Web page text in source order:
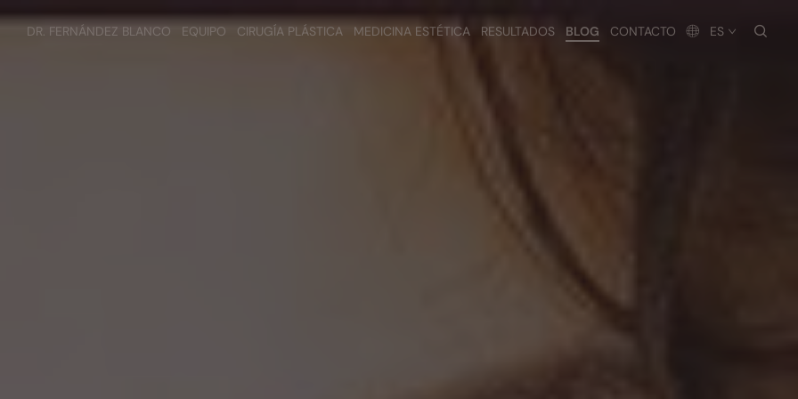
DR. FERNÁNDEZ BLANCO EQUIPO CIRUGÍA PLÁSTICA MEDICINA ESTÉTICA RESULTADOS BLOG CONTACTO ES